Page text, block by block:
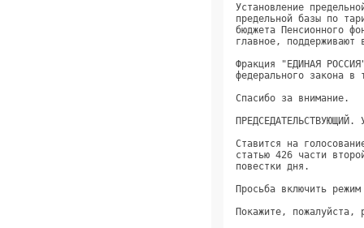
Установление
предельной базы по
бюджета Пенсионного
главное,
Фракция "ЕДИНАЯ
Ставится на
статью 426 части
Просьба